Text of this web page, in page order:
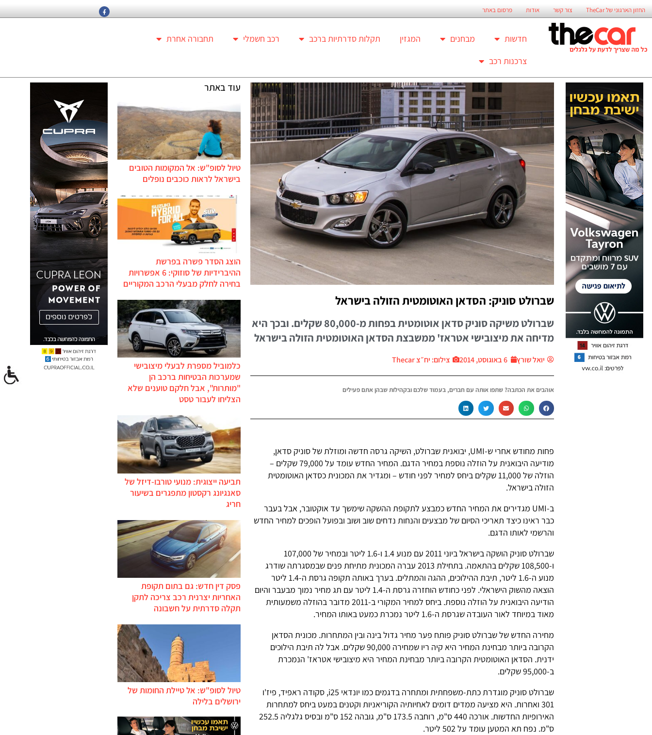
החזון הארגוני של TheCar צור קשר אודות פרסום באתר
חדשות מבחנים המגזין תקלות סדרתיות ברכב רכב חשמלי
תחבורה אחרת
צרכנות רכב
שברולט סוניק: הסדאן האוטומטית הזולה בישראל
שברולט משיקה סוניק סדאן אוטומטית בפחות מ-80,000 שקלים. ובכך היא
מדיחה את מיצובישי אטראז' ממשבצת הסדאן האוטומטית הזולה בישראל
יואל שורץ 6 באוגוסט, 2014 צילום: יח״צ Thecar
אוהבים את הכתבה? שתפו אותה עם חברים, בעמוד שלכם ובקהילות שבהן אתם פעילים
פחות מחודש אחרי ש-UMI, יבואנית שברולט, השיקה גרסה חדשה ומוזלת של סוניק סדאן,
מודיעה היבואנית על הוזלה נוספת במחיר הדגם. המחיר החדש עומד על 79,000 שקלים –
הוזלה של 11,000 שקלים ביחס למחיר לפני חודש – ומגדיר את המכונית כסדאן האוטומטית
הזולה בישראל.
ב-UMI מגדירים את המחיר החדש כמבצע לתקופת ההשקה שימשך עד אוקטובר, אבל בעבר
כבר ראינו כיצד תאריכי הסיום של מבצעים והנחות נדחים שוב ושוב ובפועל הופכים למחיר החדש
והרשמי לאותו הדגם.
שברולט סוניק הושקה בישראל ביוני 2011 עם מנוע 1.4 ו-1.6 ליטר ובמחיר של 107,000
ו-108,500 שקלים בהתאמה. בתחילת 2013 עברה המכונית מתיחת פנים שבמסגרתה שודרג
מנוע ה-1.6 ליטר, תיבת ההילוכים, ההגה והמתלים. בערך באותה תקופה גרסת ה-1.4 ליטר
הוצאה מהשוק הישראלי. לפני כחודש הוחזרה גרסת ה-1.4 ליטר עם תג מחיר נמוך מבעבר והיום
הודיעה היבואנית על הוזלה נוספת. ביחס למחיר המקורי ב-2011 מדובר בהוזלה משמעותית
מאוד במיוחד לאור העובדה שגרסת ה-1.6 ליטר נמכרת כמעט באותו המחיר.
מחירה החדש של שברולט סוניק פותח פער מחיר גדול בינה ובין המתחרות. מכונית הסדאן
הקרובה ביותר מבחינת המחיר היא קיה ריו שמחירה 90,000 שקלים. אבל לה תיבת הילוכים
ידנית. הסדאן האוטומטית הקרובה ביותר מבחינת המחיר היא מיצובישי אטראז' הנמכרת
ב-95,000 שקלים.
שברולט סוניק מוגדרת כתת-משפחתית ומתחרה בדגמים כמו יונדאי i25, סקודה ראפיד, פיז'ו
301 ואחרות. היא מציעה ממדים דומים לאחיותיה הקוריאניות וקטנים במעט ביחס למתחרות
האירופיות החדשות. אורכה 440 ס"מ, רוחבה 173.5 ס"מ, גובהה 152 ס"מ ובסיס גלגליה 252.5
ס"מ. נפח תא המטען עומד על 502 ליטר.
עוד באתר
טיול לסופ"ש: אל המקומות הטובים
בישראל לראות כוכבים נופלים
הוצג הסדר פשרה בפרשת
ההיברידיות של סוזוקי: 6 אפשרויות
בחירה לחלק מבעלי הרכב המקוריים
כלמוביל מספרת לבעלי מיצובישי
שמערכות הבטיחות ברכב הן
"מותרות", אבל חלקם טוענים שלא
הצליחו לעבור טסט
תביעה ייצוגית: מנועי טורבו-דיזל של
סאנגיונג רקסטון מתפגרים בשיעור
חריג
פסק דין חדש: גם בתום תקופת
האחריות יצרנית רכב צריכה לתקן
תקלה סדרתית על חשבונה
טיול לסופ"ש: אל טיילת החומות של
ירושלים בלילה